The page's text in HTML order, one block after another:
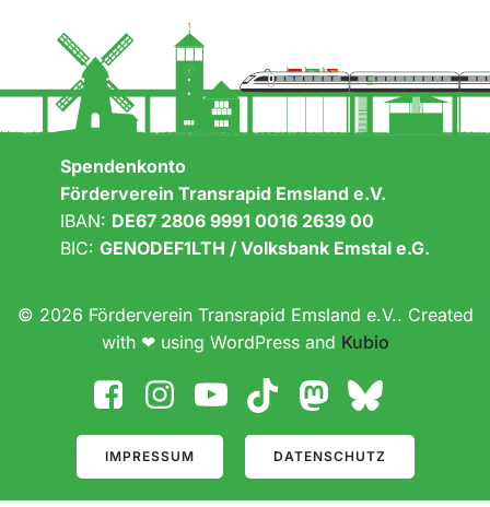
Spendenkonto
Förderverein Transrapid Emsland e.V.
IBAN: DE67 2806 9991 0016 2639 00
BIC: GENODEF1LTH / Volksbank Emstal e.G.
© 2026 Förderverein Transrapid Emsland e.V.. Created
with ❤ using WordPress and Kubio
IMPRESSUM DATENSCHUTZ